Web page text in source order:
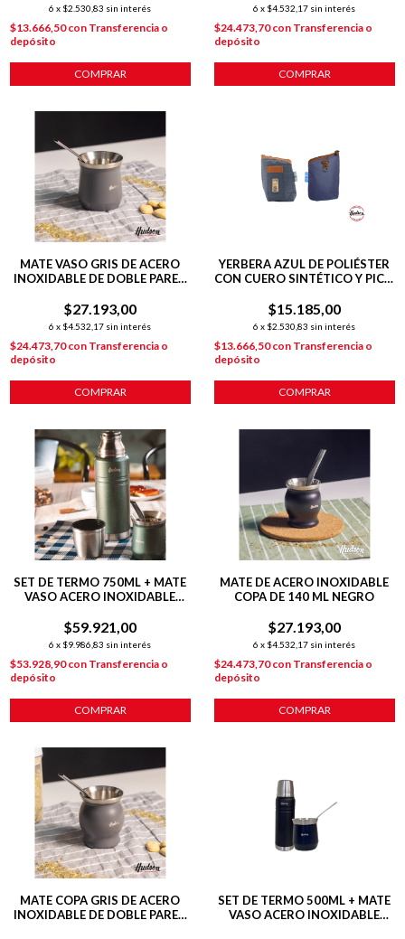
6 x $2.530,83 sin interés
$13.666,50con Transferencia o
depósito
COMPRAR
6 x $4.532,17 sin interés
$24.473,70con Transferencia o
depósito
COMPRAR
MATE VASO GRIS DE ACERO
INOXIDABLE DE DOBLE PARED
$27.193,00
6 x $4.532,17 sin interés
$24.473,70con Transferencia o
depósito
COMPRAR
YERBERA AZUL DE POLIÉSTER
CON CUERO SINTÉTICO Y PICO
$15.185,00
6 x $2.530,83 sin interés
$13.666,50con Transferencia o
depósito
COMPRAR
SET DE TERMO 750ML + MATE
VASO ACERO INOXIDABLE
$59.921,00
6 x $9.986,83 sin interés
$53.928,90con Transferencia o
depósito
MATE DE ACERO INOXIDABLE
COPA DE 140 ML NEGRO
$27.193,00
6 x $4.532,17 sin interés
$24.473,70con Transferencia o
depósito
MATE COPA GRIS DE ACERO
INOXIDABLE DE DOBLE PARED
SET DE TERMO 500ML + MATE
VASO ACERO INOXIDABLE